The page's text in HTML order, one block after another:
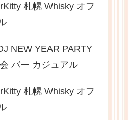
札幌 Whisky オフ
NEW YEAR PARTY
バー カジュアル
札幌 Whisky オフ